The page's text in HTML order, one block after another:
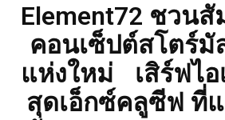
Element72 ชวนสั
คอนเซ็ปต์สโตร์
แห่งใหม่ เสิร์ฟไอ
สุดเอ็กซ์คลูซีฟ ที่